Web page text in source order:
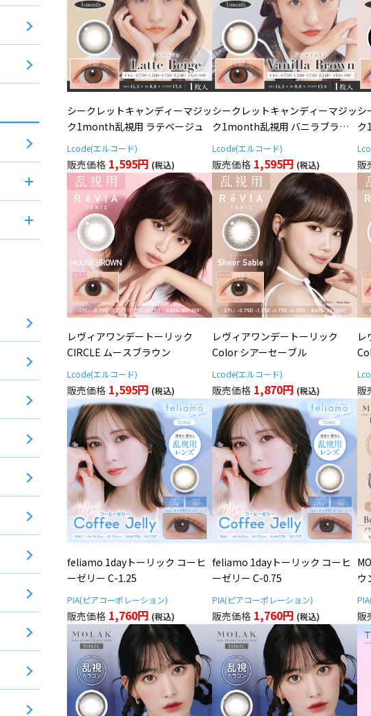
シークレットキャンディーマジッ
ク1month乱視用 ラテベージュ
Lcode(エルコード)
1,595円
シークレットキャンディーマジッ
ク1month乱視用 バニラブラウ
ンLcode(エルコード)
1,595円
シ
ク
レヴィアワンデートーリック
CIRCLE ムースブラウン
Lcode(エルコード)
1,595円
レヴィアワンデートーリック
Color シアーセーブル
Lcode(エルコード)
1,870円
レ
feliamo 1dayトーリック コーヒ
ーゼリー C-1.25
PIA(ピアコーポレーション)
1,760円
feliamo 1dayトーリック コーヒ
ーゼリー C-0.75
PIA(ピアコーポレーション)
1,760円
ウ